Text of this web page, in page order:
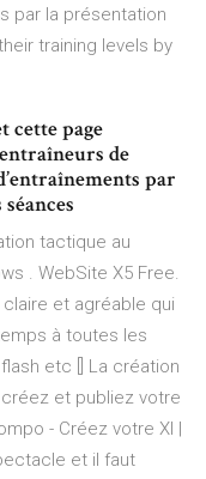
par la présentation
training levels by
cette page
de
par
tactique au
. WebSite X5 Free.
et agréable qui
à toutes les
etc [] La création
et publiez votre
- Créez votre XI |
et il faut